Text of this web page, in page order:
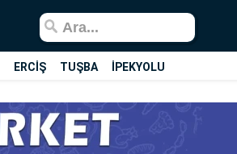
ERCİŞ TUŞBA İPEKYOLU